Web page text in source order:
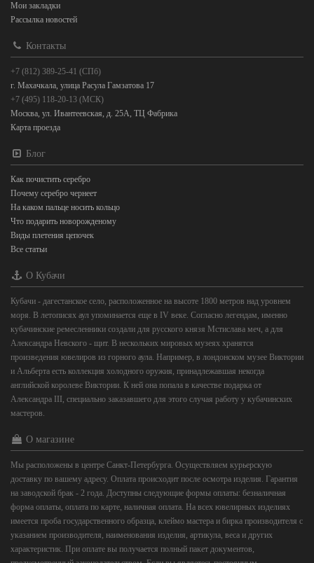
Мои закладки
Рассылка новостей
Контакты
+7 (812) 389-25-41 (СПб)
г. Махачкала, улица Расула Гамзатова 17
+7 (495) 118-20-13 (МСК)
Москва, ул. Ивантеевская, д. 25А, ТЦ Фабрика
Карта проезда
Блог
Как почистить серебро
Почему серебро чернеет
На каком пальце носить кольцо
Что подарить новорожденому
Виды плетения цепочек
Все статьи
О Кубачи
Кубачи - дагестанское село, расположенное на высоте 1800 метров над уровнем
моря. В летописях аул упоминается еще в IV веке. Согласно легендам, именно
кубачинские ремесленники создали для русского князя Мстислава меч, а для
Александра Невского - щит. В нескольких мировых музеях хранятся
произведения ювелиров из горного аула. Например, в лондонском музее Виктории
и Альберта есть коллекция холодного оружия, принадлежавшая некогда
английской королеве Виктории. К ней она попала в качестве подарка от
Александра III, специально заказавшего для этого случая работу у кубачинских
мастеров.
О магазине
Мы расположены в центре Санкт-Петербурга. Осуществляем курьерскую
доставку по вашему адресу. Оплата происходит после осмотра изделия. Гарантия
на заводской брак - 2 года. Доступны следующие формы оплаты: безналичная
форма оплаты, оплата по карте, наличная оплата. На всех ювелирных изделиях
имеется проба государственного образца, клеймо мастера и бирка производителя с
указанием производителя, наименования изделия, артикула, веса и других
характеристик. При оплате вы получается полный пакет документов,